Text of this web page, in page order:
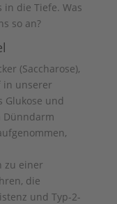
die Tiefe. Was
so an?
(Saccharose),
in unserer
Glukose und
Dünndarm
zu einer
die
und Typ-2-